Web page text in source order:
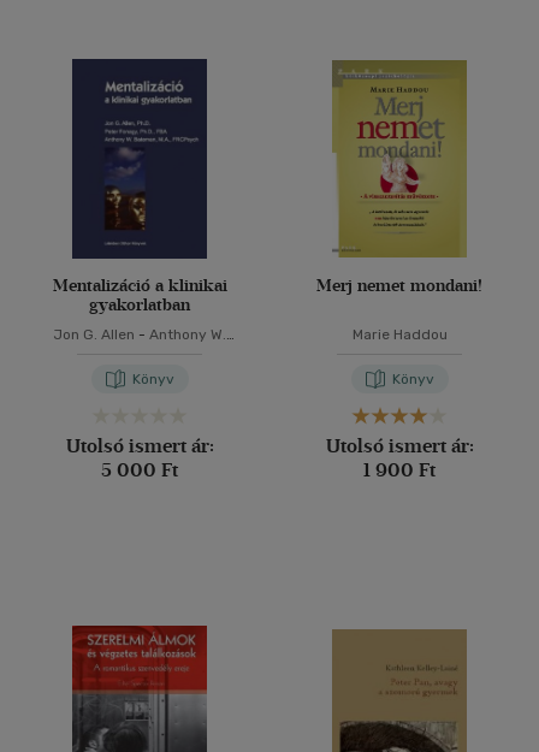
Mentalizáció a klinikai
gyakorlatban
Jon G. Allen - Anthony W.
Könyv
Utolsó ismert ár:
5 000 Ft
Merj nemet mondani!
Marie Haddou
Könyv
Utolsó ismert ár:
1 900 Ft